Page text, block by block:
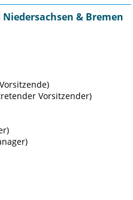
& Bremen
Vorsitzender)